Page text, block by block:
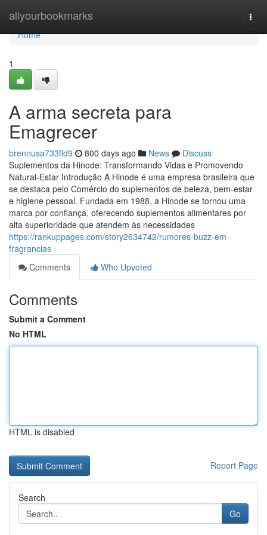
allyourbookmarks
Home
Home
1
A arma secreta para
Emagrecer
brennusa733fld9 800 days ago News
Discuss
Suplementos da Hinode: Transformando Vidas e Promovendo
Natural-Estar Introdução A Hinode é uma empresa brasileira que
se destaca pelo Comércio do suplementos de beleza, bem-estar
e higiene pessoal. Fundada em 1988, a Hinode se tornou uma
marca por confiança, oferecendo suplementos alimentares por
alta superioridade que atendem às necessidades
https://rankuppages.com/story2634742/rumores-buzz-em-
fragrancias
Comments
Who Upvoted
Comments
Submit a Comment
No HTML
HTML is disabled
Report Page
Search
Go